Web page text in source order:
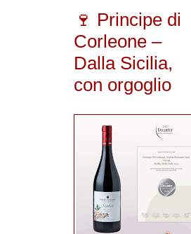
🍷 Principe di
Corleone –
Dalla Sicilia,
con orgoglio